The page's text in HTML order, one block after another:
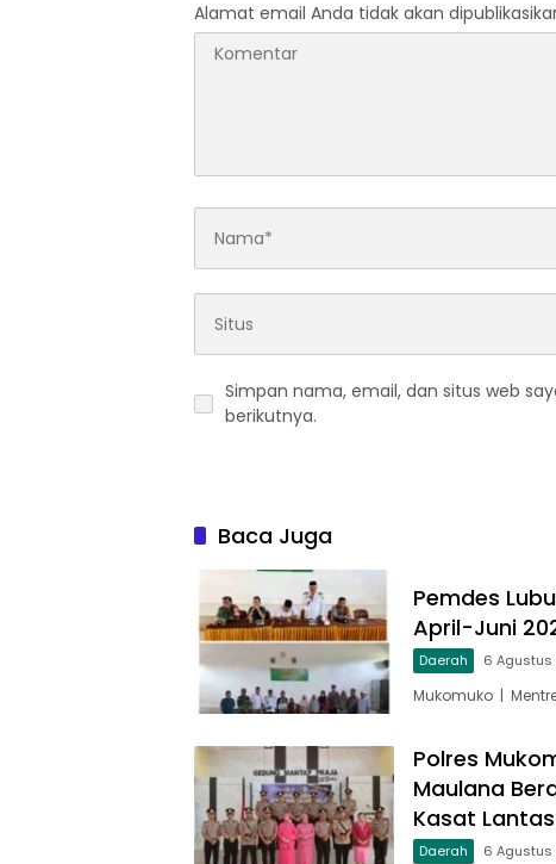
Alamat email Anda tidak akan
Simpan nama, email, dan situs web
berikutnya.
Baca Juga
Pemdes
April-Juni
Daerah 6 Agustus
Mukomuko |
Polres
Maulana
Kasat Lantas
Daerah 6 Agustus